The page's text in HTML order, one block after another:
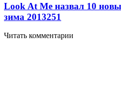
Look At Me назвал 10
зима 2013251
Читать комментарии